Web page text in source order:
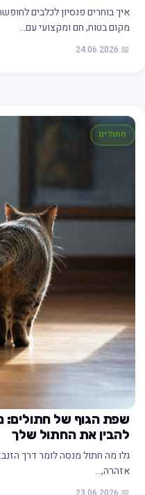
איך בוחרים פנסיון לכלבים
מקום בטוח, חם ומקצועי עם…
📅 24.06.2026
חתולים
שפת הגוף של חתולים:
להבין את החתול שלך
גלו מה חתול מנסה לומר דרך
אזהרה,…